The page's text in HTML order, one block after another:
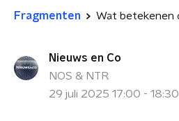
Fragmenten
Nieuws en Co
NOS & NTR
29 juli 2025 17:00 - 18:30